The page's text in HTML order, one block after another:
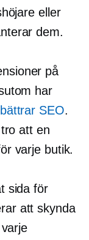
eller
dem.
på
har
SEO.
att en
varje butik.
sida för
att skynda